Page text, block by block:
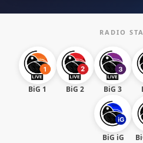
RADIO
BiG 1 BiG 2 BiG 3
BiG iG